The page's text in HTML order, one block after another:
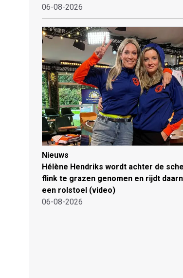
06-08-2026
Nieuws
Hélène Hendriks wordt achter de
flink te grazen genomen en rijdt
een rolstoel (video)
06-08-2026